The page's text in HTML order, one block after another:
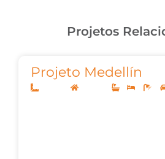
Projetos
Projeto Medellín
12,50x20 3